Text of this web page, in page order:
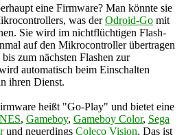
eine Firmware? Man könnte sie
was derOdroid-Go mit
Sie wird im nichtflüchtigen Flash-
auf den Mikrocontroller übertragen
zum nächsten Flashen zur
automatisch beim Einschalten
ihren Dienst.
heißt "Go-Play" und bietet eine
NES, Gameboy, Gameboy Color, Sega
und neuerdings Coleco Vision. Das ist